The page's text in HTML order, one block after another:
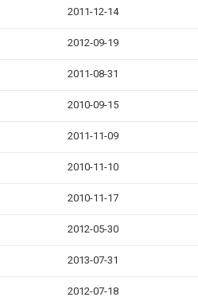
2011-12-14
2012-09-19
2011-08-31
2010-09-15
2011-11-09
2010-11-10
2010-11-17
2012-05-30
2013-07-31
2012-07-18